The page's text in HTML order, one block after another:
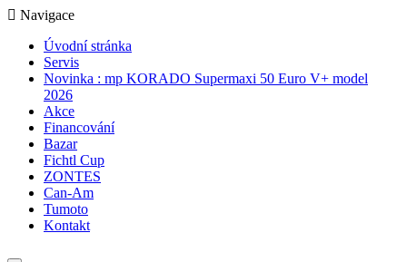
Navigace
Úvodní stránka
Servis
Novinka : mp KORADO Supermaxi 50 Euro V+ model
2026
Akce
Financování
Bazar
Fichtl Cup
ZONTES
Can-Am
Tumoto
Kontakt